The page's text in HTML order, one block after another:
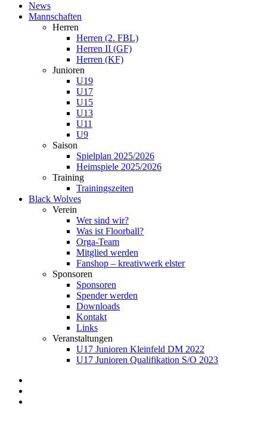
News
Mannschaften
Herren
Herren (2. FBL)
Herren II (GF)
Herren (KF)
Junioren
U19
U17
U15
U13
U11
U9
Saison
Spielplan 2025/2026
Heimspiele 2025/2026
Training
Trainingszeiten
Black Wolves
Verein
Wer sind wir?
Was ist Floorball?
Orga-Team
Mitglied werden
Fanshop – kreativwerk elster
Sponsoren
Sponsoren
Spender werden
Downloads
Kontakt
Links
Veranstaltungen
U17 Junioren Kleinfeld DM 2022
U17 Junioren Qualifikation S/O 2023